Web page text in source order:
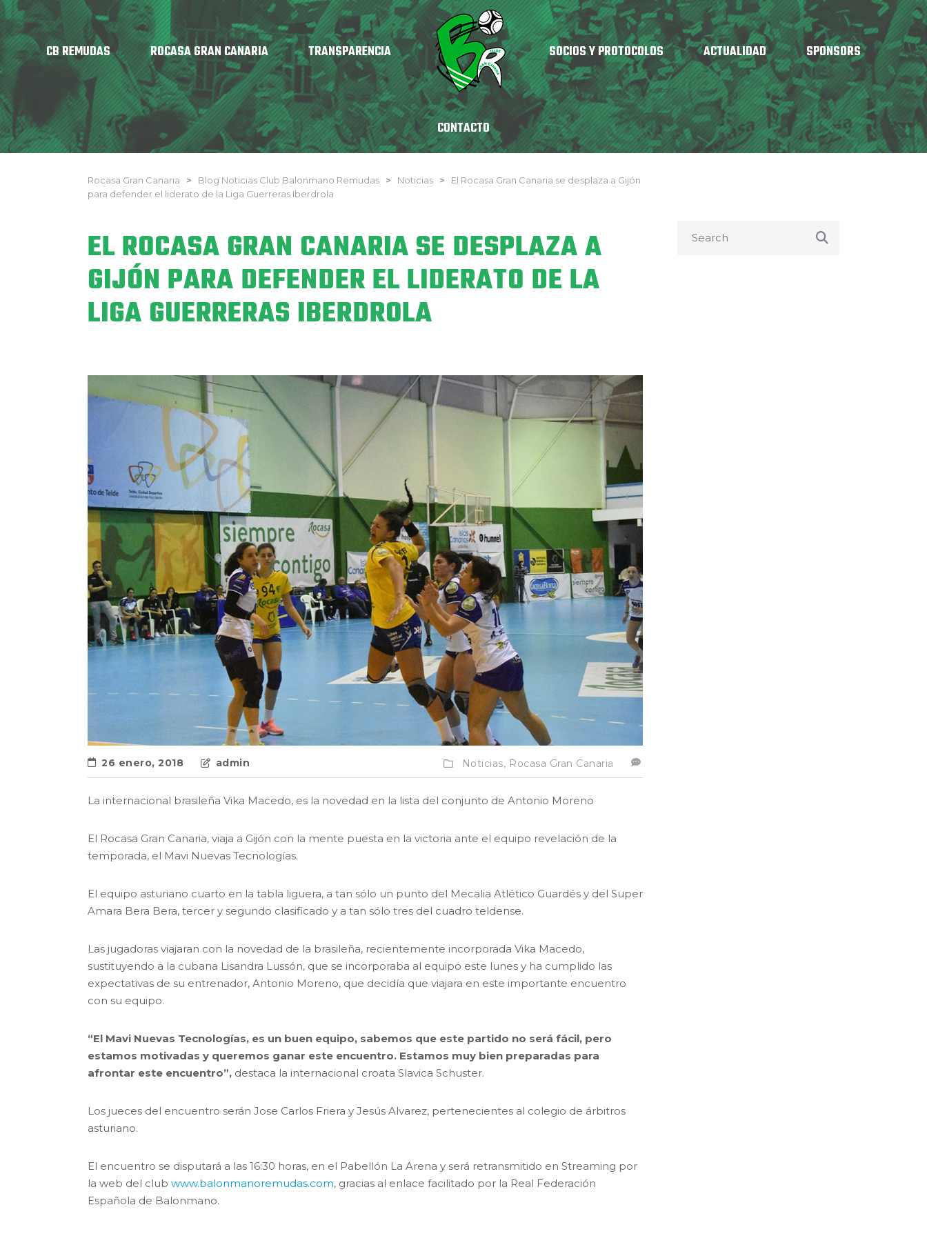
CB REMUDAS ROCASA GRAN CANARIA TRANSPARENCIA SOCIOS Y PROTOCOLOS ACTUALIDAD SPONSORS
CONTACTO
Rocasa Gran Canaria > Blog Noticias Club Balonmano Remudas > Noticias >
El Rocasa Gran Canaria se desplaza a Gijón
para defender el liderato de la Liga Guerreras Iberdrola
EL ROCASA GRAN CANARIA SE DESPLAZA A
GIJÓN PARA DEFENDER EL LIDERATO DE LA
LIGA GUERRERAS IBERDROLA
26 enero, 2018 admin Noticias, Rocasa Gran Canaria
La internacional brasileña Vika Macedo, es la novedad en la lista del conjunto de Antonio Moreno
El Rocasa Gran Canaria, viaja a Gijón con la mente puesta en la victoria ante el equipo revelación de la
temporada, el Mavi Nuevas Tecnologías.
El equipo asturiano cuarto en la tabla liguera, a tan sólo un punto del Mecalia Atlético Guardés y del Super
Amara Bera Bera, tercer y segundo clasificado y a tan sólo tres del cuadro teldense.
Las jugadoras viajaran con la novedad de la brasileña, recientemente incorporada Vika Macedo,
sustituyendo a la cubana Lisandra Lussón, que se incorporaba al equipo este lunes y ha cumplido las
expectativas de su entrenador, Antonio Moreno, que decidía que viajara en este importante encuentro
con su equipo.
“El Mavi Nuevas Tecnologías, es un buen equipo, sabemos que este partido no será fácil, pero
estamos motivadas y queremos ganar este encuentro. Estamos muy bien preparadas para
afrontar este encuentro”, destaca la internacional croata Slavica Schuster.
Los jueces del encuentro serán Jose Carlos Friera y Jesús Alvarez, pertenecientes al colegio de árbitros
asturiano.
El encuentro se disputará a las 16:30 horas, en el Pabellón La Arena y será retransmitido en Streaming por
la web del club www.balonmanoremudas.com, gracias al enlace facilitado por la Real Federación
Española de Balonmano.